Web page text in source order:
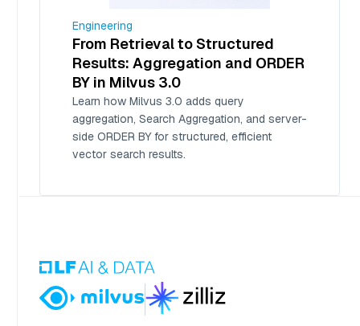
Engineering
From Retrieval to Structured
Results: Aggregation and ORDER
BY in Milvus 3.0
Learn how Milvus 3.0 adds query
aggregation, Search Aggregation, and server-
side ORDER BY for structured, efficient
vector search results.